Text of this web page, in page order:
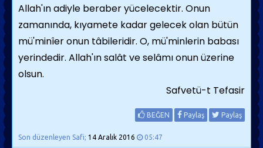
Allah'ın adiyle beraber yücelecektir. Onun
zamanında, kıyamete kadar gelecek olan bütün
mü'minîer onun tâbileridir. O, mü'minlerin babası
yerindedir. Allah'ın salât ve selâmı onun üzerine
olsun.
Safvetü-t Tefasir
BEĞEN Paylaş Paylaş
Son düzenleyen Safi; 14 Aralık 2016 05:47